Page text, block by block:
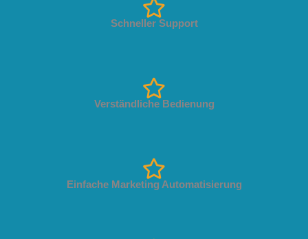
Schneller Support
Verständliche Bedienung
Einfache Marketing Automatisierung